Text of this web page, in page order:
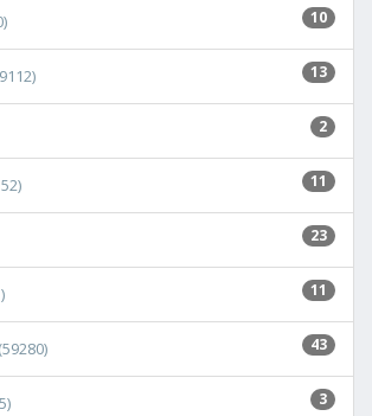
10
13
2
11
23
11
43
3